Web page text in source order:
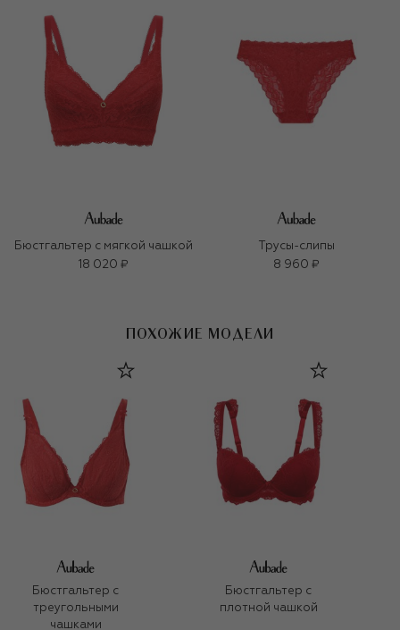
Бюстгальтер с мягкой чашкой
18 020 ₽
Трусы-слипы
8 960 ₽
ПОХОЖИЕ МОДЕЛИ
Бюстгальтер с
треугольными
чашками
Бюстгальтер с
плотной чашкой